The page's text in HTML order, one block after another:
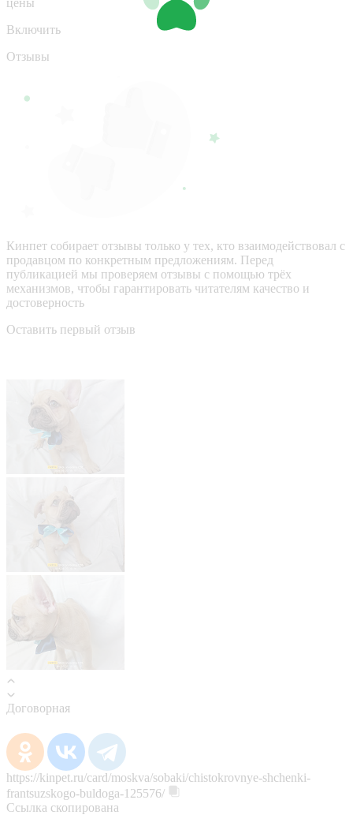
Включить
Отзывы
Кинпет собирает отзывы только у тех, кто взаимодействовал с
продавцом по конкретным предложениям. Перед
публикацией мы проверяем отзывы с помощью трёх
механизмов, чтобы гарантировать читателям качество и
достоверность
Оставить первый отзыв
Договорная
https://kinpet.ru/card/moskva/sobaki/chistokrovnye-shchenki-
frantsuzskogo-buldoga-125576/
Ссылка скопирована